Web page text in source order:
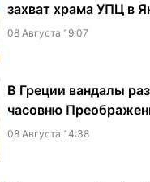
захват храма УПЦ в
08 Августа 19:07
В Греции вандалы
часовню
08 Августа 14:38